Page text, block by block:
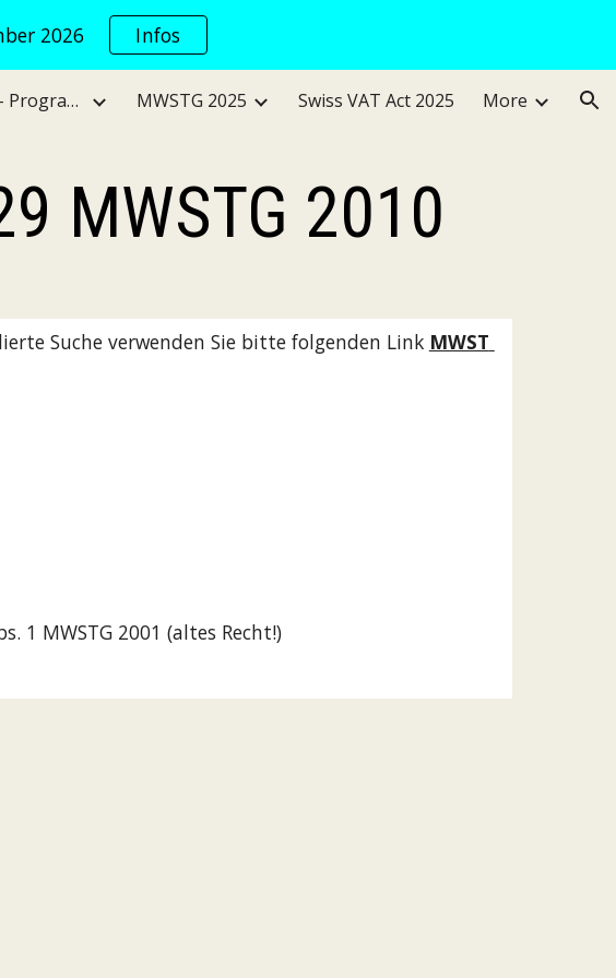
Skip to navigation
2026 Infos
MWST Seminar 2026 - Programm MWSTG 2025 Swiss VAT Act 2025 More
MWSTG 2010
Suche verwenden Sie bitte folgenden Link MWST
1 MWSTG 2001 (altes Recht!)